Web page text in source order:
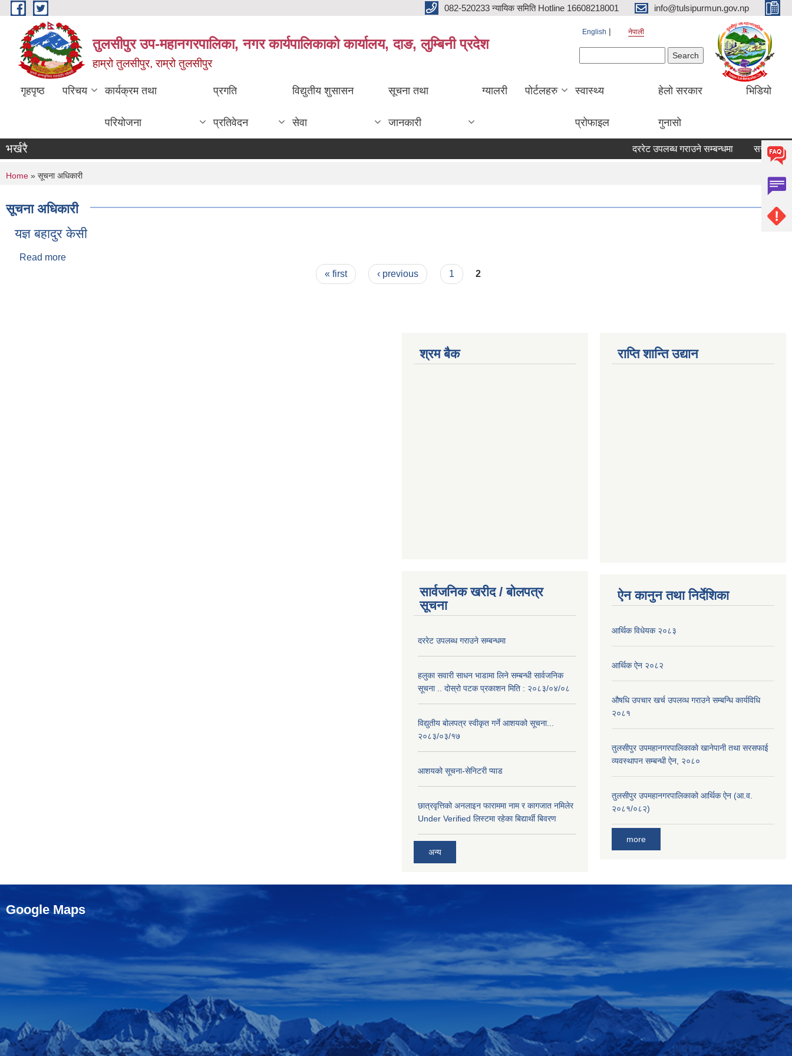
Skip to main content 082-520233 न्यायिक समिति Hotline 16608218001 info@tulsipurmun.gov.np
तुलसीपुर उप-महानगरपालिका, नगर कार्यपालिकाको कार्यालय, दाङ, लुम्बिनी प्रदेश
हाम्रो तुलसीपुर, राम्रो तुलसीपुर
English नेपाली
गृहपृष्ठ परिचय कार्यक्रम तथा
परियोजना
प्रगति
प्रतिवेदन
विद्युतीय शुसासन
सेवा
सूचना तथा
जानकारी
ग्यालरी पोर्टलहरु स्वास्थ्य
प्रोफाइल
हेलो सरकार
गुनासो
भिडियो
भर्खरै दररेट उपलब्ध गराउने सम्बन्धमा सरुवा
You are here
Home » सूचना अधिकारी
सूचना अधिकारी
यज्ञ बहादुर केसी
Read more
« first ‹ previous 1 2
श्रम बैक
सार्वजनिक खरीद / बोलपत्र
सूचना
दररेट उपलब्ध गराउने सम्बन्धमा
हलुका सवारी साधन भाडामा लिने सम्बन्धी सार्वजनिक
सूचना .. दोस्रो पटक प्रकाशन मिति : २०८३/०४/०८
विद्युतीय बोलपत्र स्वीकृत गर्ने आशयको सूचना...
२०८३/०३/१७
आशयको सूचना-सेनिटरी प्याड
छात्रवृत्तिको अनलाइन फाराममा नाम र कागजात नमिलेर
Under Verified लिस्टमा रहेका बिद्यार्थी बिवरण
अन्य
राप्ति शान्ति उद्यान
ऐन कानुन तथा निर्देशिका
आर्थिक विधेयक २०८३
आर्थिक ऐन २०८२
औषधि उपचार खर्च उपलव्ध गराउने सम्बन्धि कार्यविधि
२०८१
तुलसीपुर उपमहानगरपालिकाको खानेपानी तथा सरसफाई
व्यवस्थापन सम्बन्धी ऐन, २०८०
तुलसीपुर उपमहानगरपालिकाको आर्थिक ऐन (आ.व.
२०८१/०८२)
more
Google Maps